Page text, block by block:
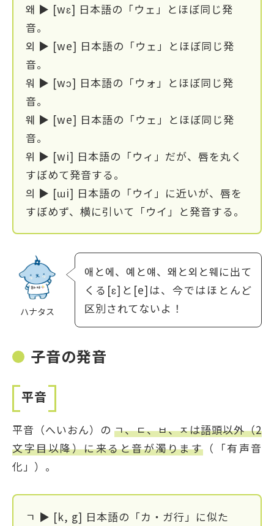
왜 ▶ [wɛ] 日本語の「ウェ」とほぼ同じ発
音。
외 ▶ [we] 日本語の「ウェ」とほぼ同じ発
音。
워 ▶ [wɔ] 日本語の「ウォ」とほぼ同じ発
音。
웨 ▶ [we] 日本語の「ウェ」とほぼ同じ発
音。
위 ▶ [wi] 日本語の「ウィ」だが、唇を丸く
すぼめて発音する。
의 ▶ [ɯi] 日本語の「ウイ」に近いが、唇を
すぼめず、横に引いて「ウイ」と発音する。
ハナタス
애と에、예と얘、왜と외と웨に出て
くる[ɛ]と[e]は、今ではほとんど
区別されてないよ！
子音の発音
平音
平音（へいおん）のㄱ、ㄷ、ㅂ、ㅈは語頭以外（2
文字目以降）に来ると音が濁ります （「有声音
化」）。
ㄱ ▶ [k, g] 日本語の「カ・ガ行」に似た